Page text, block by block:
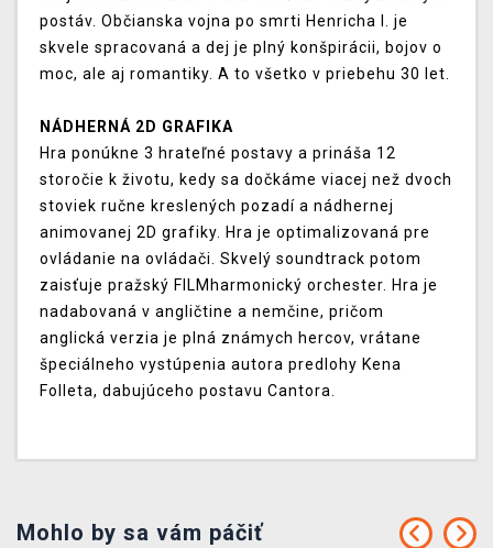
postáv. Občianska vojna po smrti Henricha I. je
skvele spracovaná a dej je plný konšpirácii, bojov o
moc, ale aj romantiky. A to všetko v priebehu 30 let.
NÁDHERNÁ 2D GRAFIKA
Hra ponúkne 3 hrateľné postavy a prináša 12
storočie k životu, kedy sa dočkáme viacej než dvoch
stoviek ručne kreslených pozadí a nádhernej
animovanej 2D grafiky. Hra je optimalizovaná pre
ovládanie na ovládači. Skvelý soundtrack potom
zaisťuje pražský FILMharmonický orchester. Hra je
nadabovaná v angličtine a nemčine, pričom
anglická verzia je plná známych hercov, vrátane
špeciálneho vystúpenia autora predlohy Kena
Folleta, dabujúceho postavu Cantora.
Mohlo by sa vám páčiť